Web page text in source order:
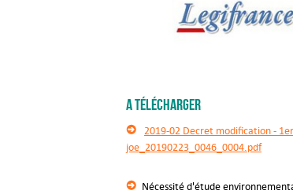
A télécharger
2019-02 Decret modification -
joe_20190223_0046_0004.pdf
Nécessité d'étude